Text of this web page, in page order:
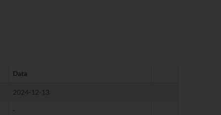
Data
2024-12-13
-